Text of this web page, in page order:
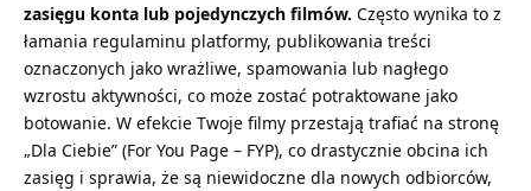
zasięgu konta lub pojedynczych filmów. Często wynika to z
łamania regulaminu platformy, publikowania treści
oznaczonych jako wrażliwe, spamowania lub nagłego
wzrostu aktywności, co może zostać potraktowane jako
botowanie. W efekcie Twoje filmy przestają trafiać na stronę
„Dla Ciebie” (For You Page – FYP), co drastycznie obcina ich
zasięg i sprawia, że są niewidoczne dla nowych odbiorców,